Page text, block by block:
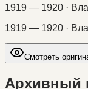
1919 — 1920 ·
1919 — 1920 ·
Смотреть
Архивный